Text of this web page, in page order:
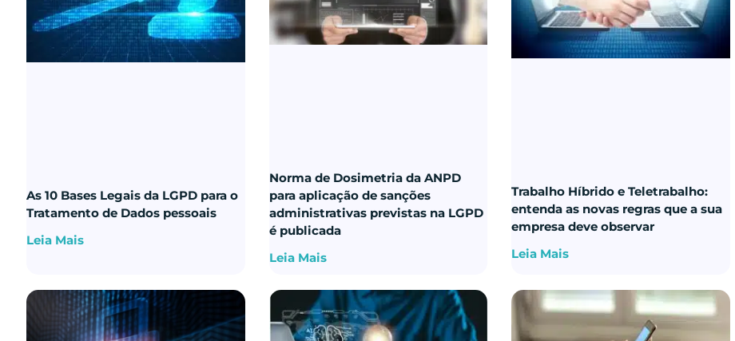
As 10 Bases Legais da LGPD para o
Tratamento de Dados pessoais
Leia Mais
Norma de Dosimetria da ANPD
para aplicação de sanções
administrativas previstas na LGPD
é publicada
Leia Mais
Trabalho Híbrido e Teletrabalho:
entenda as novas regras que a sua
empresa deve observar
Leia Mais